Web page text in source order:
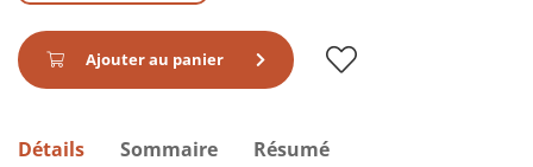
Ajouter au panier
Détails Sommaire Résumé